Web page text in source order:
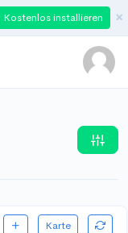
Kostenlos installieren ×
Karte